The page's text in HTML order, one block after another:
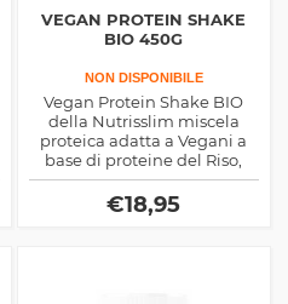
VEGAN PROTEIN SHAKE
BIO 450G
NON DISPONIBILE
Vegan Protein Shake BIO
della Nutrisslim miscela
proteica adatta a Vegani a
base di proteine del Riso,
Pisello, Chia e Quinoa, ideale
come sostitutivo pasto.
€18,95